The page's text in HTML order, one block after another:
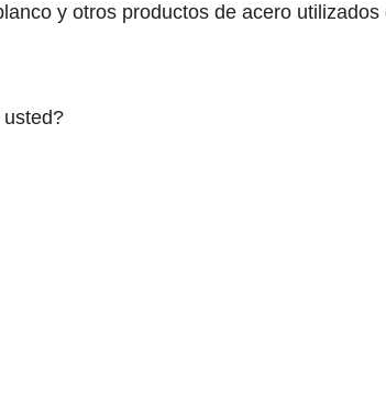
y otros productos de acero utilizados